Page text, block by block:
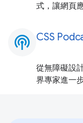
式，讓網頁
podcasts CSS
從無障礙設
界專家進一